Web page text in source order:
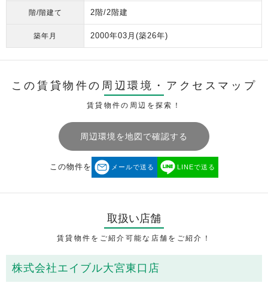
階/階建て 2階/2階建
築年月 2000年03月 (築26年)
この賃貸物件の周辺環境・ アクセスマップ
賃貸物件の周辺を探索！
周辺環境を地図で確認する
この物件を メールで送る LINEで送る
取扱い店舗
賃貸物件をご紹介可能な店舗をご紹介！
株式会社エイブル大宮東口店